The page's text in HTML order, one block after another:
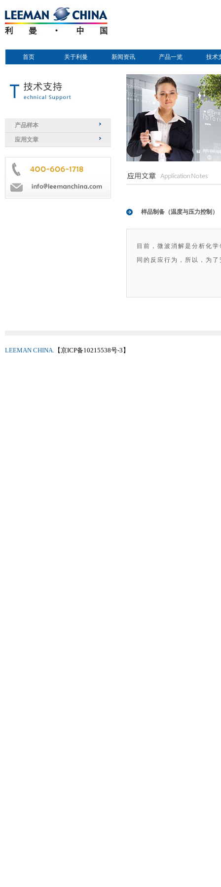
首页 关于利曼 新闻资讯 产品一览 技术
产品样本
应用文章
样品制备（温度与压力控制）
目前，微波消解是分析化
同的反应行为，所以，为
LEEMAN CHINA. 【京ICP备10215538号-3】